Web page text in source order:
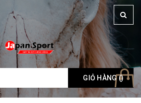
Giỏ hàng: ()
GIỎ HÀNG ()